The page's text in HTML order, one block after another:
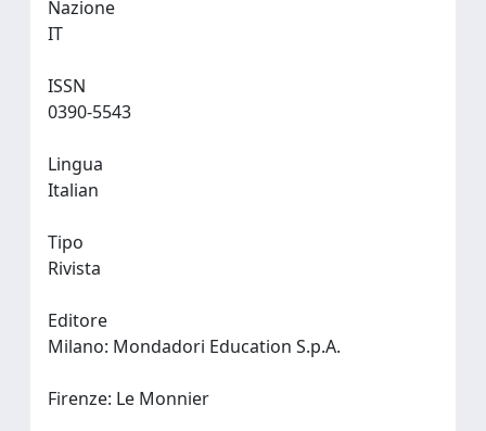
Nazione
ISSN
Lingua
Tipo
Rivista
Editore
Milano: Mondadori Education S.p.A.